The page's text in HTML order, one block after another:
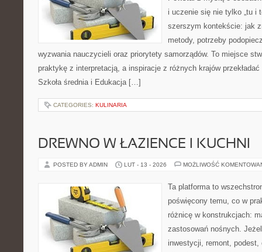
i uczenie się nie tylko „tu i
szerszym kontekście: jak
metody, potrzeby
wyzwania nauczycieli oraz priorytety samorządów. To miejsce
praktykę z interpretacją, a inspiracje z różnych krajów
Szkoła średnia i Edukacja […]
CATEGORIES: KULINARIA
DREWNO W ŁAZIENCE I KUCHNI
POSTED BY ADMIN LUT - 13 - 2026 MOŻLIWOŚĆ
Ta platforma to
poświęcony temu, co w
różnicę w konstrukcjach:
zastosowań nośnych.
inwestycji, remont,